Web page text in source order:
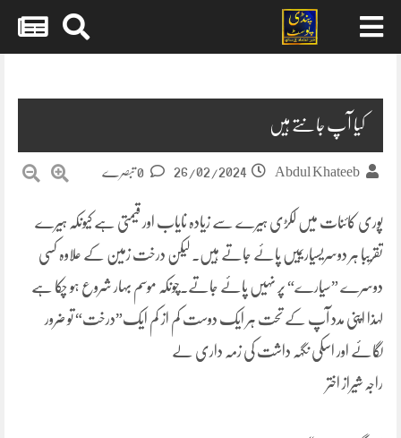
کیا آپ جانتے ہیں
Abdul Khateeb
26/02/2024
پوری کائنات میں لکڑی ہیرے سے زیادہ نایاب اور قیمتی ہے کیونکہ ہیرے
تقریبا ہر دوسریسیاریمیں پائے جاتے ہیں۔ لیکن درخت زمین کے علاوہ کسی
دوسرے ”سیارے“ پر نہیں پائے جاتے۔چونکہ موسم بہار شروع ہو چکا ہے
لہذا اپنی مدد آپ کے تحت ہر ایک دوست کم از کم ایک”درخت“ تو ضرور
لگائے اور اسکی نگہہ داشت کی زمہ داری لے
راجہ شیراز اختر